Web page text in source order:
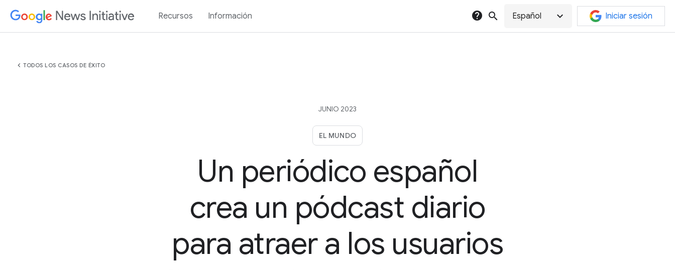
Recursos Información help search Español expand_more Iniciar sesión
chevron_left TODOS LOS CASOS DE ÉXITO
JUNIO 2023
EL MUNDO
Un periódico español
crea un pódcast diario
para atraer a los usuarios